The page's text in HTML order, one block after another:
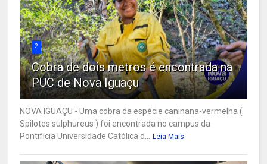
2
Cobra de dois metros é encontrada na
PUC de Nova Iguaçu
NOVA IGUAÇU - Uma cobra da espécie caninana-vermelha (
Spilotes sulphureus ) foi encontrada no campus da
Pontifícia Universidade Católica d...
Leia Mais